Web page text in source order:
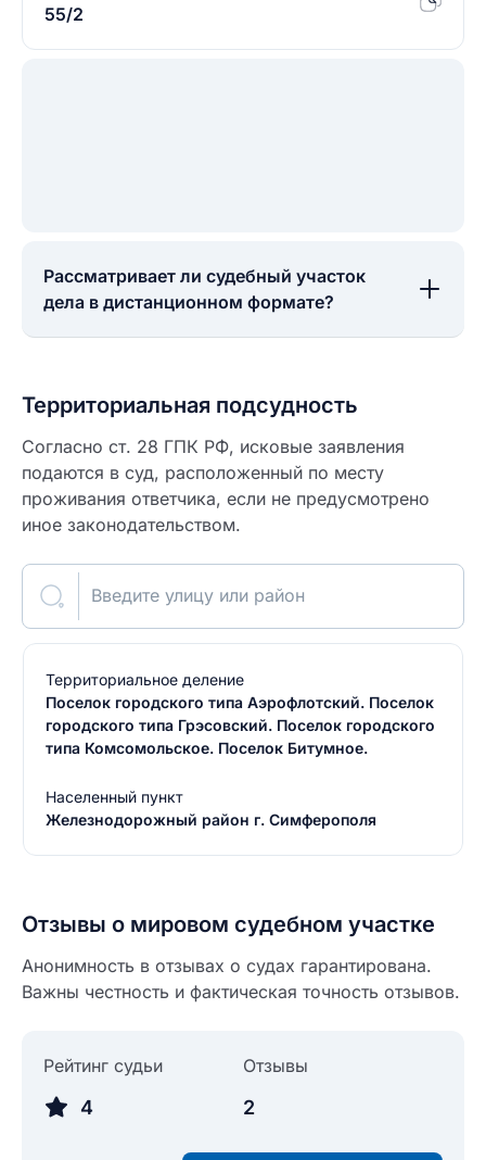
55/2
Рассматривает ли судебный участок
дела в дистанционном формате?
Территориальная подсудность
Согласно ст. 28 ГПК РФ, исковые заявления
подаются в суд, расположенный по месту
проживания ответчика, если не предусмотрено
иное законодательством.
Введите улицу или район
Территориальное деление
Поселок городского типа Аэрофлотский. Поселок
городского типа Грэсовский. Поселок городского
типа Комсомольское. Поселок Битумное.
Населенный пункт
Железнодорожный район г. Симферополя
Отзывы о мировом судебном участке
Анонимность в отзывах о судах гарантирована.
Важны честность и фактическая точность отзывов.
Рейтинг судьи
4
Отзывы
2